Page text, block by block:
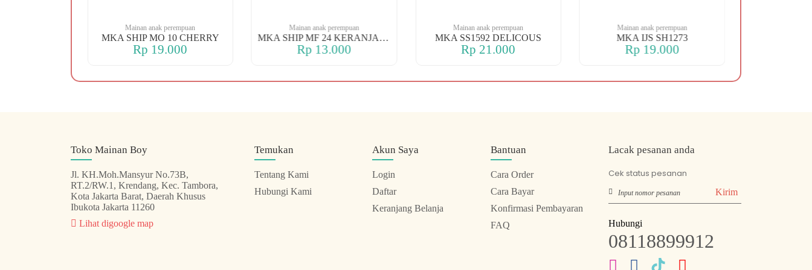
Mainan anak perempuan
MKA SHIP MO 10 CHERRY
Rp 19.000
Mainan anak perempuan
MKA SHIP MF 24 KERANJANG
Rp 13.000
Mainan anak perempuan
MKA SS1592 DELICOUS
Rp 21.000
Mainan anak perempuan
MKA IJS SH1273
Rp 19.000
Toko Mainan Boy
Jl. KH.Moh.Mansyur No.73B,
RT.2/RW.1, Krendang, Kec. Tambora,
Kota Jakarta Barat, Daerah Khusus
Ibukota Jakarta 11260
Lihat digoogle map
Temukan
Tentang Kami
Hubungi Kami
Akun Saya
Login
Daftar
Keranjang Belanja
Bantuan
Cara Order
Cara Bayar
Konfirmasi Pembayaran
FAQ
Lacak pesanan anda
Cek status pesanan
Kirim
Hubungi
08118899912